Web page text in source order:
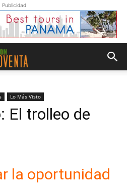
Publicidad
Lo Más Visto
El trolleo de
la oportunidad